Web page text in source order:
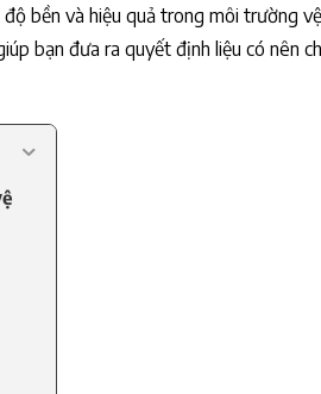
bền và hiệu quả trong môi trường
bạn đưa ra quyết định liệu có nên